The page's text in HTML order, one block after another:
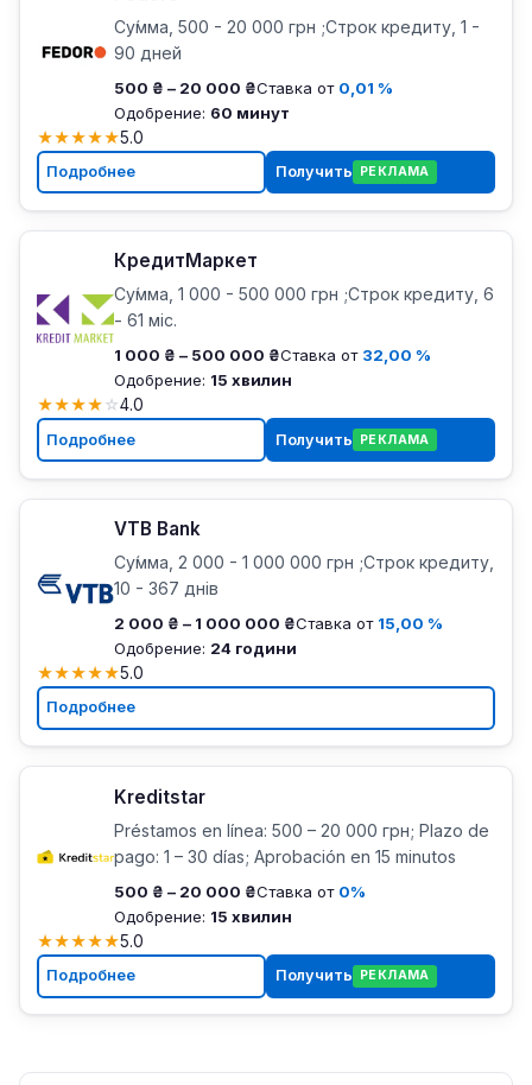
Су́мма, 500 - 20 000 грн ;Строк кредиту, 1 -
90 дней
500 ₴ – 20 000 ₴Ставка от 0,01 %
Одобрение: 60 минут
★★★★★5.0
Подробнее Получить РЕКЛАМА
КредитМаркет
Су́мма, 1 000 - 500 000 грн ;Строк кредиту, 6
- 61 міс.
1 000 ₴ – 500 000 ₴Ставка от 32,00 %
Одобрение: 15 хвилин
★★★★☆4.0
Подробнее Получить РЕКЛАМА
VTB Bank
Су́мма, 2 000 - 1 000 000 грн ;Строк кредиту,
10 - 367 днів
2 000 ₴ – 1 000 000 ₴Ставка от 15,00 %
Одобрение: 24 години
★★★★★5.0
Подробнее
Kreditstar
Préstamos en línea: 500 – 20 000 грн; Plazo de
pago: 1 – 30 días; Aprobación en 15 minutos
500 ₴ – 20 000 ₴Ставка от 0%
Одобрение: 15 хвилин
★★★★★5.0
Подробнее Получить РЕКЛАМА